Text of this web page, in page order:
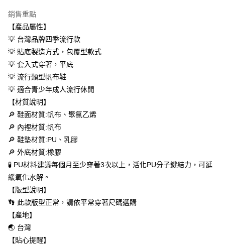
便利好安心！
１．簡單：不需註冊會員、不需綁卡、不需儲值。
２．便利：只要手機號碼，簡訊認證，即可結帳。
３．安心：先確認商品／服務後，再付款。
【「AFTEE先享後付」結帳流程】
１．於結帳方式選擇「AFTEE先享後付」後，將跳轉至「AFTEE先享後付」
結帳頁面，進行簡訊認證並確認金額後，即可完成結帳。
２．訂單成立數日內，您將收到繳費通知簡訊。
ATM／網路銀行／等多元方式進行付款，方視為交易完成。
※ 請注意：結帳手續完成當下不需立刻繳費，但若您需要取消訂單，請聯絡
購買商品的店家。未經商家同意取消之訂單仍視為有效，需透過AFTEE先享
後付繳納相關費用。
※ 交易是否成功請以「AFTEE先享後付 」之結帳頁面顯示為準，若有關於
是否繳費成功／繳費後需取消欲退款等相關疑問，請聯繫「AFTEE先享後付
【注意事項】
１．透過由恩沛科技股份有限公司提供之「AFTEE先享後付」服務完成之交
易，需依本服務之必要範圍內提供個人資料，並將交易相關給付款項請求債
權轉讓予恩沛科技股份有限公司。
２．關於個人資料處理事宜，請瀏覽以下網址：
３．未成年的使用者請事先徵得法定代理人或監護人之同意方可使用
「AFTEE先享後付」，若未經同意申辦者引起之損失，本公司不負相關責
運送方式
全家取貨付款
付款後全家取貨
每筆NT$60，滿NT$699(含以上)免運費
每筆NT$50，滿NT$699(含以上)免運費
付款後萊爾富取貨
每筆NT$50，滿NT$699(含以上)免運費
7-11取貨付款
每筆NT$60，滿NT$699(含以上)免運費
付款後7-11取貨
每筆NT$60，滿NT$699(含以上)免運費
宅配
銷售重點
【產品屬性】
💡 台灣品牌四季流行款
💡 貼底製造方式，包覆型款式
💡 套入式穿著，平底
💡 流行類型帆布鞋
💡 適合青少年成人流行休閒
【材質說明】
🔎 鞋面材質:帆布、聚氯乙烯
🔎 內裡材質:帆布
🔎 鞋墊材質:PU、乳膠
🔎 外底材質:橡膠
🧪 PU材料建議每個月至少穿著3次以上，活化PU分子鍵結力，可延
緩氧化水解。
【版型說明】
👣 此款版型正常，請依平常穿著尺碼選購
【產地】
🌏 台灣
【貼心提醒】